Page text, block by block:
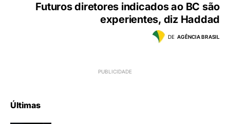
Futuros diretores indicados ao BC são
experientes, diz Haddad
DE AGÊNCIA BRASIL
Últimas